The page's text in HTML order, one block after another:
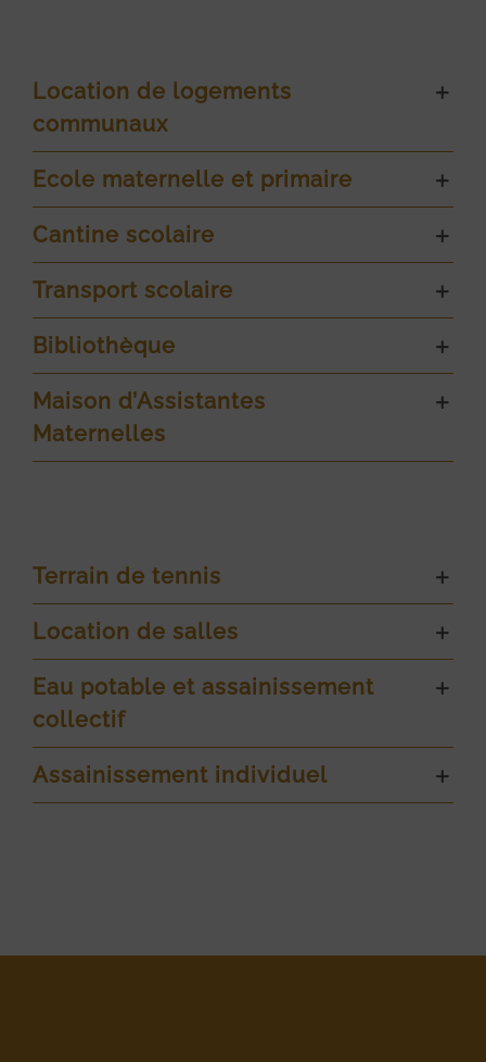
Location de logements
communaux
Ecole maternelle et primaire
Cantine scolaire
Transport scolaire
Bibliothèque
Maison d’Assistantes
Maternelles
Terrain de tennis
Location de salles
Eau potable et assainissement
collectif
Assainissement individuel